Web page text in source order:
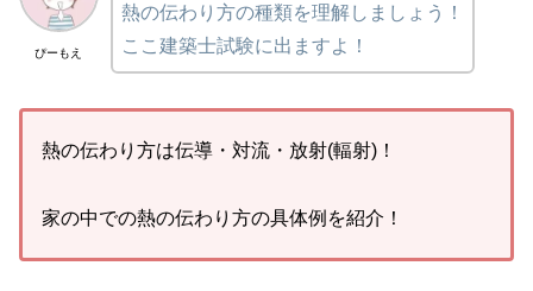
ぴーもえ
熱の伝わり方の種類を理解しましょう！
ここ建築士試験に出ますよ！
熱の伝わり方は伝導・対流・放射(輻射)！
家の中での熱の伝わり方の具体例を紹介！